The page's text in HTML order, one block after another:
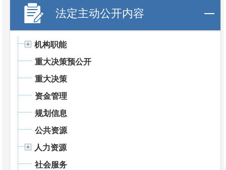
法定主动公开内容
机构职能
重大决策预公开
重大决策
资金管理
规划信息
公共资源
人力资源
社会服务